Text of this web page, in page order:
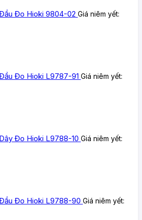
Đo Hioki 9804-02 Giá niêm yết:
Đo Hioki L9787-91 Giá niêm yết:
Dây Đo Hioki L9788-10 Giá niêm yết:
Đo Hioki L9788-90 Giá niêm yết: